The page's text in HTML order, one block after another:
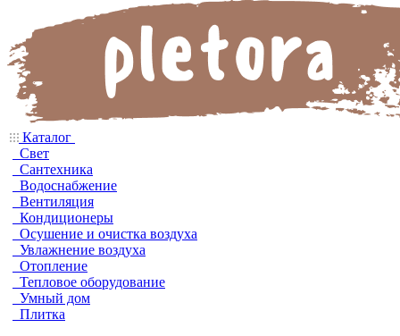
Каталог
Свет
Сантехника
Водоснабжение
Вентиляция
Кондиционеры
Осушение и очистка воздуха
Увлажнение воздуха
Отопление
Тепловое оборудование
Умный дом
Плитка